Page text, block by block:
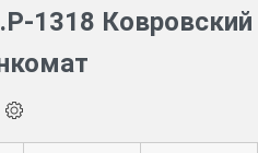
1318 Ковровский